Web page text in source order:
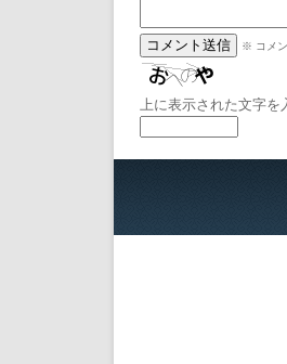
※ コメ
上に表示された文字を